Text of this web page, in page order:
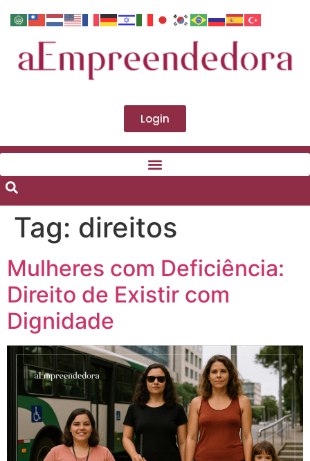
Login
Tag: direitos
Mulheres com Deficiência:
Direito de Existir com
Dignidade